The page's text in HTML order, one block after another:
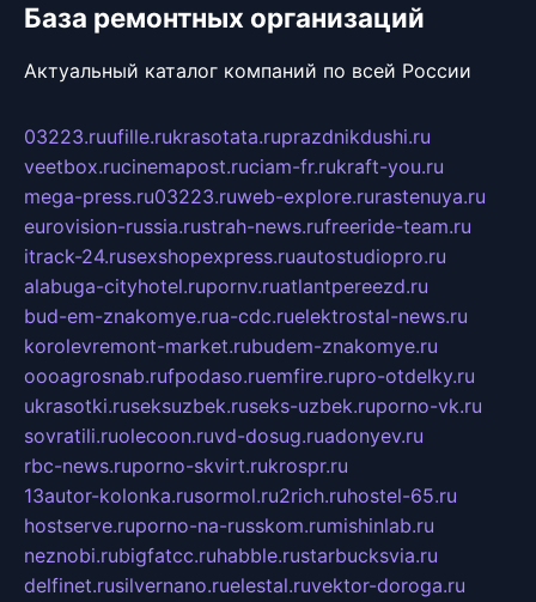
База ремонтных организаций
Актуальный каталог компаний по всей России
03223.ruufille.rukrasotata.ruprazdnikdushi.ru
veetbox.rucinemapost.ruciam-fr.rukraft-you.ru
mega-press.ru03223.ruweb-explore.rurastenuya.ru
eurovision-russia.rustrah-news.rufreeride-team.ru
itrack-24.rusexshopexpress.ruautostudiopro.ru
alabuga-cityhotel.rupornv.ruatlantpereezd.ru
bud-em-znakomye.rua-cdc.ruelektrostal-news.ru
korolevremont-market.rubudem-znakomye.ru
oooagrosnab.rufpodaso.ruemfire.rupro-otdelky.ru
ukrasotki.ruseksuzbek.ruseks-uzbek.ruporno-vk.ru
sovratili.ruolecoon.ruvd-dosug.ruadonyev.ru
rbc-news.ruporno-skvirt.rukrospr.ru
13autor-kolonka.rusormol.ru2rich.ruhostel-65.ru
hostserve.ruporno-na-russkom.rumishinlab.ru
neznobi.rubigfatcc.ruhabble.rustarbucksvia.ru
delfinet.rusilvernano.ruelestal.ruvektor-doroga.ru